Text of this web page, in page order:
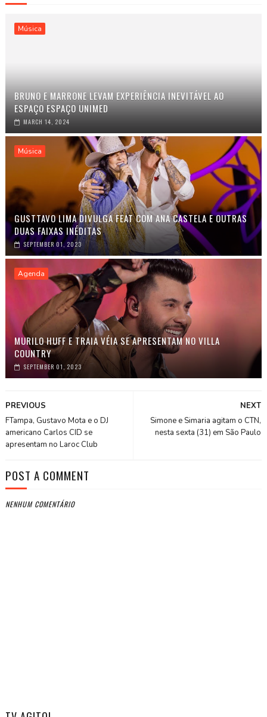
Música
BRUNO E MARRONE LEVAM EXPERIÊNCIA INEVITÁVEL AO
ESPAÇO ESPAÇO UNIMED
MARCH 14, 2024
Música
GUSTTAVO LIMA DIVULGA FEAT COM ANA CASTELA E OUTRAS
DUAS FAIXAS INÉDITAS
SEPTEMBER 01, 2023
Agenda
MURILO HUFF E TRAIA VÉIA SE APRESENTAM NO VILLA
COUNTRY
SEPTEMBER 01, 2023
NEXT
Simone e Simaria agitam o CTN,
nesta sexta (31) em São Paulo
PREVIOUS
FTampa, Gustavo Mota e o DJ
americano Carlos CID se
apresentam no Laroc Club
POST A COMMENT
NENHUM COMENTÁRIO